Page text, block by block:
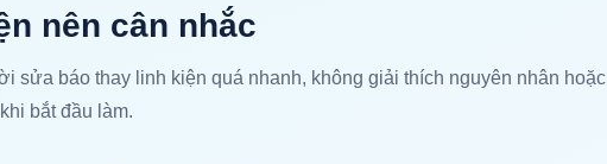
nên cân nhắc
sửa báo thay linh kiện quá nhanh, không giải thích nguyên nhân hoặc
bắt đầu làm.